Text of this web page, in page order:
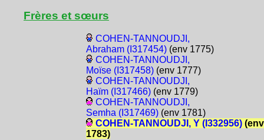
Frères et sœurs
COHEN-TANNOUDJI,
Abraham (I317454)(env 1775)
COHEN-TANNOUDJI,
Moïse (I317458)(env 1777)
COHEN-TANNOUDJI,
Haïm (I317466)(env 1779)
COHEN-TANNOUDJI,
Semha (I317469)(env 1781)
COHEN-TANNOUDJI, Y (I332956)(env
1783)